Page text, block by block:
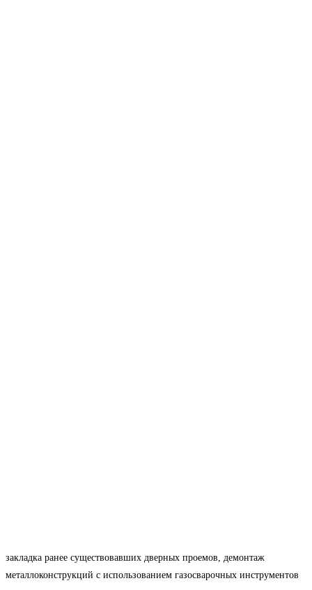
закладка ранее существовавших дверных проемов, демонтаж
металлоконструкций с использованием газосварочных инструментов